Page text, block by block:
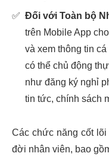
✅ Đối với Toàn bộ
trên Mobile App
và xem thông tin
có thể chủ động
như đăng ký nghỉ
tin tức, chính sách
Các chức năng cốt
đời nhân viên, bao